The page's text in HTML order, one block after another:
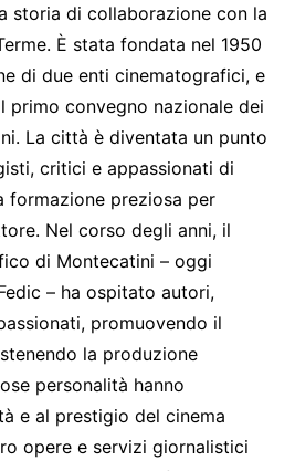
storia di collaborazione con la
È stata fondata nel 1950
di due enti cinematografici, e
primo convegno nazionale dei
La città è diventata un punto
critici e appassionati di
formazione preziosa per
Nel corso degli anni, il
di Montecatini – oggi
– ha ospitato autori,
promuovendo il
la produzione
personalità hanno
e al prestigio del cinema
opere e servizi giornalistici